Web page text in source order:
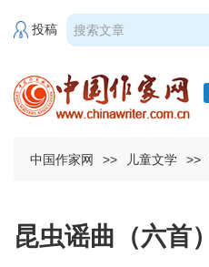
投稿
中国作家网 >> 儿童文学 >>
昆虫谣曲（六首）